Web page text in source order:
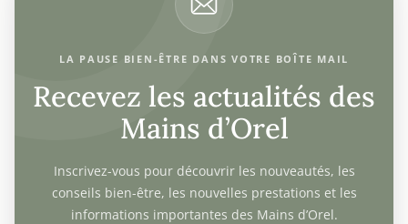
LA PAUSE BIEN-ÊTRE DANS VOTRE BOÎTE MAIL
Recevez les actualités des
Mains d’Orel
Inscrivez-vous pour découvrir les nouveautés, les
conseils bien-être, les nouvelles prestations et les
informations importantes des Mains d’Orel.